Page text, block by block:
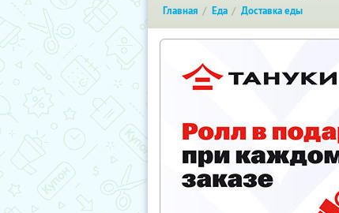
Главная Еда Доставка еды